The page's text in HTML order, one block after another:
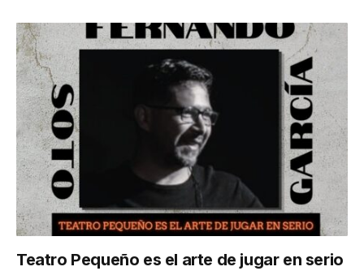
Teatro Pequeño es el arte de jugar en serio